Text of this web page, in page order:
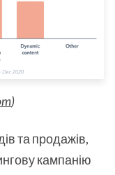
)
та продажів,
кампанію